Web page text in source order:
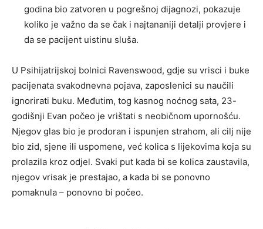
godina bio zatvoren u pogrešnoj dijagnozi, pokazuje
koliko je važno da se čak i najtananiji detalji provjere i
da se pacijent uistinu sluša.
U Psihijatrijskoj bolnici Ravenswood, gdje su vrisci i buke
pacijenata svakodnevna pojava, zaposlenici su naučili
ignorirati buku. Međutim, tog kasnog noćnog sata, 23-
godišnji Evan počeo je vrištati s neobičnom upornošću.
Njegov glas bio je prodoran i ispunjen strahom, ali cilj nije
bio zid, sjene ili uspomene, već kolica s lijekovima koja su
prolazila kroz odjel. Svaki put kada bi se kolica zaustavila,
njegov vrisak je prestajao, a kada bi se ponovno
pomaknula – ponovno bi počeo.